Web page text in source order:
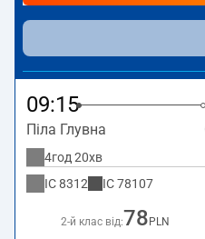
Потяг завершує маршрут
Wschód.
09:15
Піла Глувна
4год 20хв
IC8312 IC78107
2-й клас від:78 PLN